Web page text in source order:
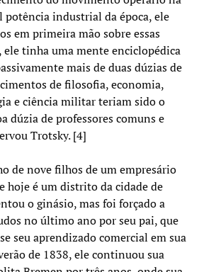
industrial da época, ele
em primeira mão sobre essas
ele tinha uma mente enciclopédica
mais de duas dúzias de
de filosofia, economia,
e ciência militar teriam sido o
dúzia de professores comuns e
Trotsky. [4]
de nove filhos de um empresário
hoje é um distrito da cidade de
o ginásio, mas foi forçado a
no último ano por seu pai, que
seu aprendizado comercial em sua
de 1838, ele continuou sua